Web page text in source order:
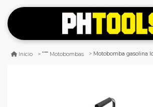
Inicio Motobombas Motobomba gasolina loncin